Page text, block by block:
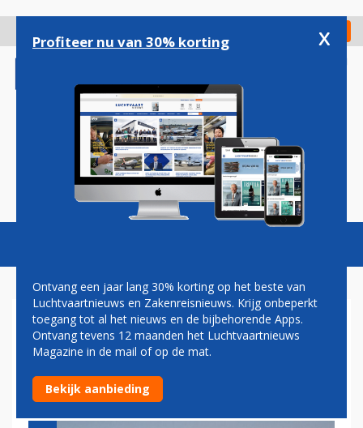
gaan
Check in
Magazine Podcasts Vacatures
MEER PASSAGIERS VOOR
LUCHTHAVENS IN CARIBISCH
NEDERLAND
Profiteer nu van 30% korting x
Ontvang een jaar lang 30% korting op het beste van
Luchtvaartnieuws en Zakenreisnieuws. Krijg onbeperkt
toegang tot al het nieuws en de bijbehorende Apps.
Ontvang tevens 12 maanden het Luchtvaartnieuws
Magazine in de mail of op de mat.
Bekijk aanbieding